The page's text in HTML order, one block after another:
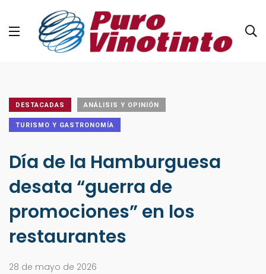
DESTACADAS ANÁLISIS Y OPINIÓN
TURISMO Y GASTRONOMÍA
Día de la Hamburguesa
desata “guerra de
promociones” en los
restaurantes
28 de mayo de 2026